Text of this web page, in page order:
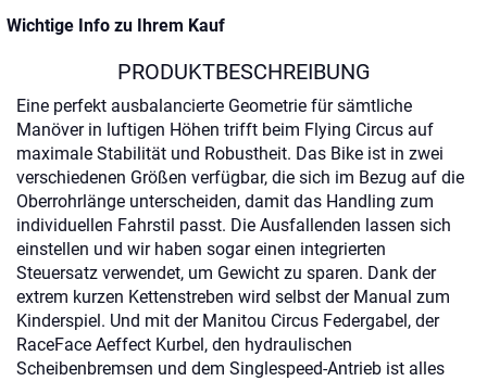
Wichtige Info zu Ihrem Kauf
PRODUKTBESCHREIBUNG
Eine perfekt ausbalancierte Geometrie für sämtliche
Manöver in luftigen Höhen trifft beim Flying Circus auf
maximale Stabilität und Robustheit. Das Bike ist in zwei
verschiedenen Größen verfügbar, die sich im Bezug auf die
Oberrohrlänge unterscheiden, damit das Handling zum
individuellen Fahrstil passt. Die Ausfallenden lassen sich
einstellen und wir haben sogar einen integrierten
Steuersatz verwendet, um Gewicht zu sparen. Dank der
extrem kurzen Kettenstreben wird selbst der Manual zum
Kinderspiel. Und mit der Manitou Circus Federgabel, der
RaceFace Aeffect Kurbel, den hydraulischen
Scheibenbremsen und dem Singlespeed-Antrieb ist alles